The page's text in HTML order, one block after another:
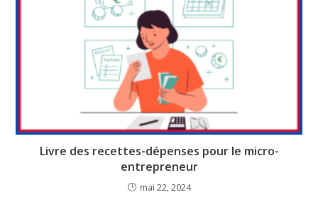
Livre des recettes-dépenses pour le micro-
entrepreneur
mai 22, 2024